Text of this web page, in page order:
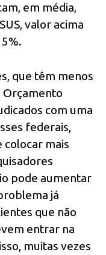
em média,
valor acima
que têm menos
Orçamento
com uma
federais,
colocar mais
pode aumentar
já
que não
entrar na
muitas vezes